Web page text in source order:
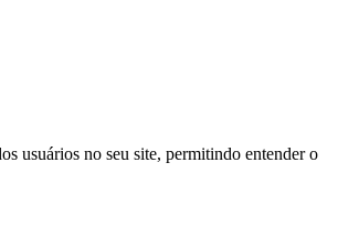
usuários no seu site, permitindo entender o